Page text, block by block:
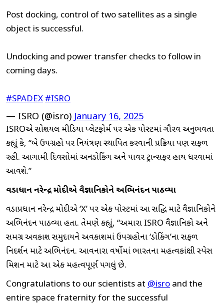
Post docking, control of two satellites as a single
object is successful.
Undocking and power transfer checks to follow in
coming days.
#SPADEX#ISRO
— ISRO (@isro)January 16, 2025
ISROએ સોશિયલ મીડિયા પ્લેટફોર્મ પર એક પોસ્ટમાં ગૌરવ અનુભવતા
કહ્યું કે, “બે ઉપગ્રહો પર નિયંત્રણ સ્થાપિત કરવાની પ્રક્રિયા પણ સફળ
રહી. આગામી દિવસોમાં અનડોકિંગ અને પાવર ટ્રાન્સફર હાથ ધરવામાં
આવશે.”
વડાપ્રધાન નરેન્દ્ર મોદીએ વૈજ્ઞાનિકોને અભિનંદન પાઠવ્યા
વડાપ્રધાન નરેન્દ્ર મોદીએ ‘X’ પર એક પોસ્ટમાં આ સિદ્ધિ માટે વૈજ્ઞાનિકોને
અભિનંદન પાઠવ્યા હતા. તેમણે કહ્યું, “અમારા ISRO વૈજ્ઞાનિકો અને
સમગ્ર અવકાશ સમુદાયને અવકાશમાં ઉપગ્રહોના ‘ડોકિંગ’ના સફળ
નિદર્શન માટે અભિનંદન. આવનારા વર્ષોમાં ભારતના મહત્વકાંક્ષી સ્પેસ
મિશન માટે આ એક મહત્વપૂર્ણ પગલું છે.
Congratulations to our scientists at @isro and the
entire space fraternity for the successful